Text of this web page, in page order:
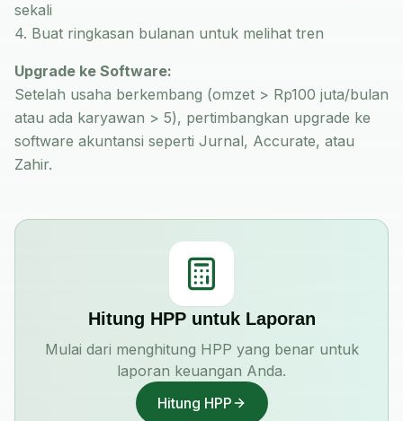
sekali
4. Buat ringkasan bulanan untuk melihat tren
Upgrade ke Software:
Setelah usaha berkembang (omzet > Rp100 juta/bulan
atau ada karyawan > 5), pertimbangkan upgrade ke
software akuntansi seperti Jurnal, Accurate, atau
Zahir.
Hitung HPP untuk Laporan
Mulai dari menghitung HPP yang benar untuk
laporan keuangan Anda.
Hitung HPP